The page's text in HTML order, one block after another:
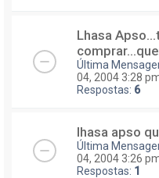
Lhasa
Última
04, 2004 3:28
Respostas: 6
lhasa apso
Última
04, 2004 3:26
Respostas: 1